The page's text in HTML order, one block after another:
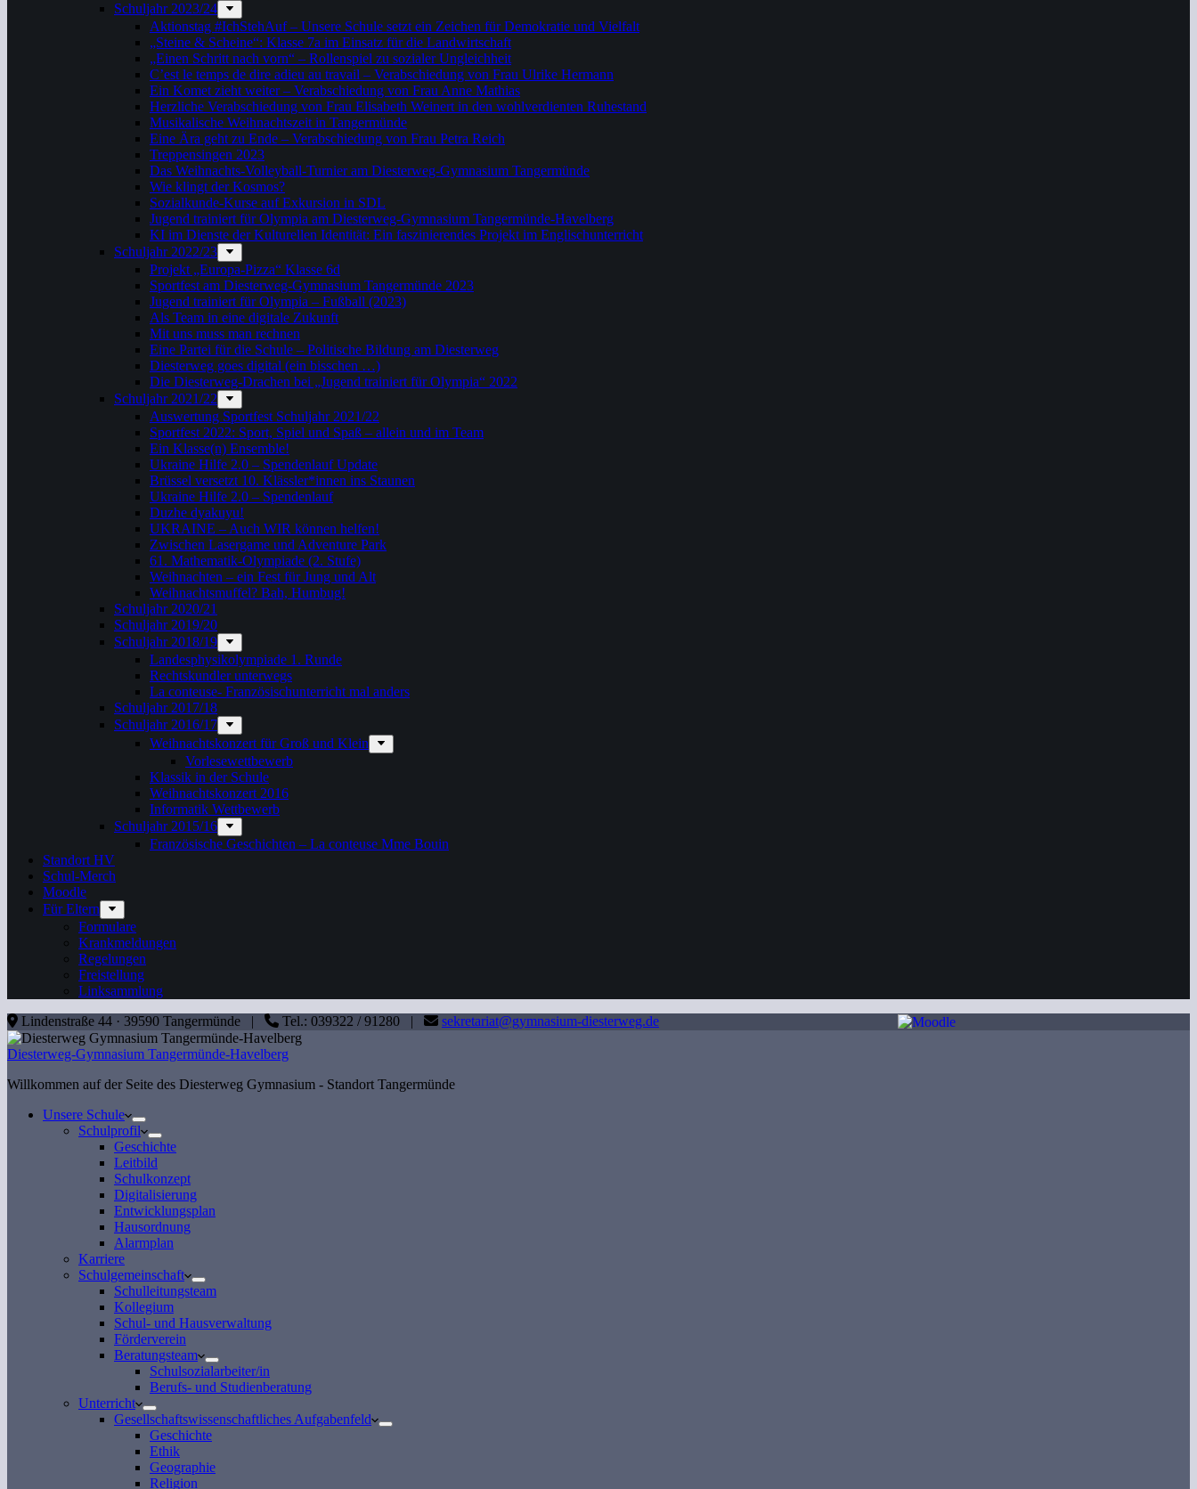
Schuljahr 2023/24
Aktionstag #IchStehAuf – Unsere Schule setzt ein Zeichen für Demokratie und Vielfalt
„Steine & Scheine“: Klasse 7a im Einsatz für die Landwirtschaft
„Einen Schritt nach vorn“ – Rollenspiel zu sozialer Ungleichheit
C’est le temps de dire adieu au travail – Verabschiedung von Frau Ulrike Hermann
Ein Komet zieht weiter – Verabschiedung von Frau Anne Mathias
Herzliche Verabschiedung von Frau Elisabeth Weinert in den wohlverdienten Ruhestand
Musikalische Weihnachtszeit in Tangermünde
Eine Ära geht zu Ende – Verabschiedung von Frau Petra Reich
Treppensingen 2023
Das Weihnachts-Volleyball-Turnier am Diesterweg-Gymnasium Tangermünde
Wie klingt der Kosmos?
Sozialkunde-Kurse auf Exkursion in SDL
Jugend trainiert für Olympia am Diesterweg-Gymnasium Tangermünde-Havelberg
KI im Dienste der Kulturellen Identität: Ein faszinierendes Projekt im Englischunterricht
Schuljahr 2022/23
Projekt „Europa-Pizza“ Klasse 6d
Sportfest am Diesterweg-Gymnasium Tangermünde 2023
Jugend trainiert für Olympia – Fußball (2023)
Als Team in eine digitale Zukunft
Mit uns muss man rechnen
Eine Partei für die Schule – Politische Bildung am Diesterweg
Diesterweg goes digital (ein bisschen …)
Die Diesterweg-Drachen bei „Jugend trainiert für Olympia“ 2022
Schuljahr 2021/22
Auswertung Sportfest Schuljahr 2021/22
Sportfest 2022: Sport, Spiel und Spaß – allein und im Team
Ein Klasse(n) Ensemble!
Ukraine Hilfe 2.0 – Spendenlauf Update
Brüssel versetzt 10. Klässler*innen ins Staunen
Ukraine Hilfe 2.0 – Spendenlauf
Duzhe dyakuyu!
UKRAINE – Auch WIR können helfen!
Zwischen Lasergame und Adventure Park
61. Mathematik-Olympiade (2. Stufe)
Weihnachten – ein Fest für Jung und Alt
Weihnachtsmuffel? Bah, Humbug!
Schuljahr 2020/21
Schuljahr 2019/20
Schuljahr 2018/19
Landesphysikolympiade 1. Runde
Rechtskundler unterwegs
La conteuse- Französischunterricht mal anders
Schuljahr 2017/18
Schuljahr 2016/17
Weihnachtskonzert für Groß und Klein
Vorlesewettbewerb
Klassik in der Schule
Weihnachtskonzert 2016
Informatik Wettbewerb
Schuljahr 2015/16
Französische Geschichten – La conteuse Mme Bouin
Standort HV
Schul-Merch
Moodle
Für Eltern
Formulare
Krankmeldungen
Regelungen
Freistellung
Linksammlung
Lindenstraße 44 · 39590 Tangermünde |
Tel.: 039322 / 91280 | sekretariat@gymnasium-diesterweg.de
Diesterweg-Gymnasium Tangermünde-Havelberg
Willkommen auf der Seite des Diesterweg Gymnasium - Standort Tangermünde
Unsere Schule
Schulprofil
Geschichte
Leitbild
Schulkonzept
Digitalisierung
Entwicklungsplan
Hausordnung
Alarmplan
Karriere
Schulgemeinschaft
Schulleitungsteam
Kollegium
Schul- und Hausverwaltung
Förderverein
Beratungsteam
Schulsozialarbeiter/in
Berufs- und Studienberatung
Unterricht
Gesellschaftswissenschaftliches Aufgabenfeld
Geschichte
Ethik
Geographie
Religion